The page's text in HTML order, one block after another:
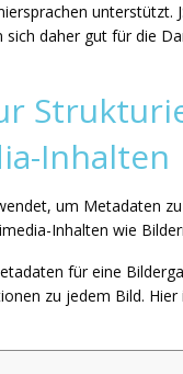
unterstützt.
daher gut für die
Inhalten
um Metadaten
Inhalten wie
für eine
zu jedem Bild. Hier